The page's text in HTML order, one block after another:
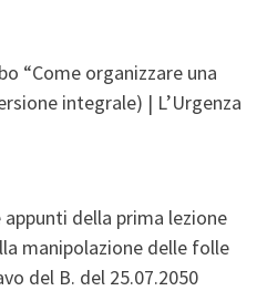
“Come organizzare una
integrale) | L’Urgenza
della prima lezione
manipolazione delle folle
del B. del 25.07.2050